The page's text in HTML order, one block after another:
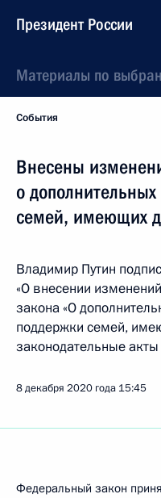
Президент России
Материалы по
События
Внесены
о
семей, имеющих
Владимир Путин
«О внесении
закона «О
поддержки семей,
законодательные
8 декабря 2020 года 15:45
Федеральный закон